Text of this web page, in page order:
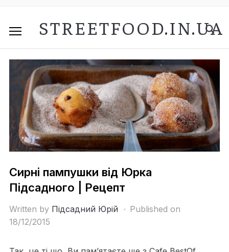
STREETFOOD.IN.UA
Сирні пампушки від Юрка
Підсадного | Рецепт
Written by Підсадний Юрій
Published on
18/12/2015